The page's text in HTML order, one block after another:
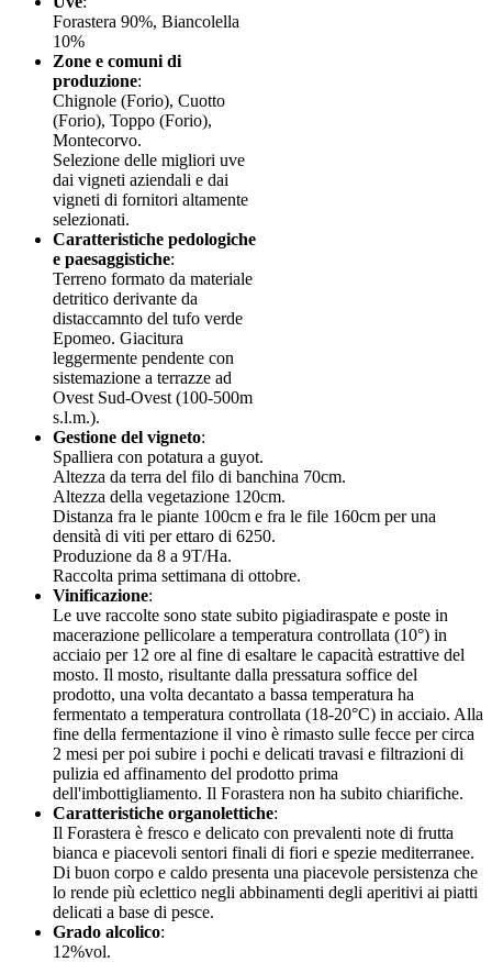
Forastera 90%, Biancolella
10%
Zone e comuni di
produzione:
Chignole (Forio), Cuotto
(Forio), Toppo (Forio),
Montecorvo.
Selezione delle migliori uve
dai vigneti aziendali e dai
vigneti di fornitori altamente
selezionati.
Caratteristiche pedologiche
e paesaggistiche:
Terreno formato da materiale
detritico derivante da
distaccamnto del tufo verde
Epomeo. Giacitura
leggermente pendente con
sistemazione a terrazze ad
Ovest Sud-Ovest (100-500m
s.l.m.).
Gestione del vigneto:
Spalliera con potatura a guyot.
Altezza da terra del filo di banchina 70cm.
Altezza della vegetazione 120cm.
Distanza fra le piante 100cm e fra le file 160cm per una
densità di viti per ettaro di 6250.
Produzione da 8 a 9T/Ha.
Raccolta prima settimana di ottobre.
Vinificazione:
Le uve raccolte sono state subito pigiadiraspate e poste in
macerazione pellicolare a temperatura controllata (10°) in
acciaio per 12 ore al fine di esaltare le capacità estrattive del
mosto. Il mosto, risultante dalla pressatura soffice del
prodotto, una volta decantato a bassa temperatura ha
fermentato a temperatura controllata (18-20°C) in acciaio. Alla
fine della fermentazione il vino è rimasto sulle fecce per circa
2 mesi per poi subire i pochi e delicati travasi e filtrazioni di
pulizia ed affinamento del prodotto prima
dell'imbottigliamento. Il Forastera non ha subito chiarifiche.
Caratteristiche organolettiche:
Il Forastera è fresco e delicato con prevalenti note di frutta
bianca e piacevoli sentori finali di fiori e spezie mediterranee.
Di buon corpo e caldo presenta una piacevole persistenza che
lo rende più eclettico negli abbinamenti degli aperitivi ai piatti
delicati a base di pesce.
Grado alcolico:
12%vol.